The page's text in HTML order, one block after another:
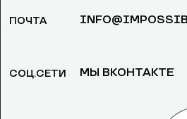
ПОЧТА
СОЦ.СЕТИ МЫ ВКОНТАКТЕ